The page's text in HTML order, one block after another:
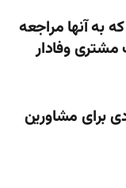
به آنها مراجعه
مشتری وفادار
برای مشاورین